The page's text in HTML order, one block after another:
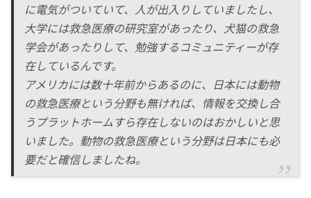
に電気がついていて、人が出入りしていましたし、
大学には救急医療の研究室があったり、犬猫の救急
学会があったりして、勉強するコミュニティーが存
在しているんです。
アメリカには数十年前からあるのに、日本には動物
の救急医療という分野も無ければ、情報を交換し合
うプラットホームすら存在しないのはおかしいと思
いました。動物の救急医療という分野は日本にも必
要だと確信しましたね。